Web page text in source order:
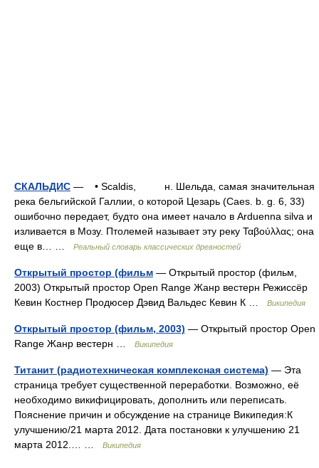
СКАЛЬДИС — • Scaldis, н. Шельда, самая значительная
река бельгийской Галлии, о которой Цезарь (Caes. b. g. 6, 33)
ошибочно передает, будто она имеет начало в Arduenna silva и
изливается в Мозу. Птолемей называет эту реку Ταβούλλας; она
еще в… …
Реальный словарь классических древностей
Открытый простор (фильм — Открытый простор (фильм,
2003) Открытый простор Open Range Жанр вестерн Режиссёр
Кевин Костнер Продюсер Дэвид Вальдес Кевин К …
Википедия
Открытый простор (фильм, 2003) — Открытый простор Open
Range Жанр вестерн …
Википедия
Титанит (радиотехническая комплексная система) — Эта
страница требует существенной переработки. Возможно, её
необходимо викифицировать, дополнить или переписать.
Пояснение причин и обсуждение на странице Википедия:К
улучшению/21 марта 2012. Дата постановки к улучшению 21
марта 2012.… …
Википедия